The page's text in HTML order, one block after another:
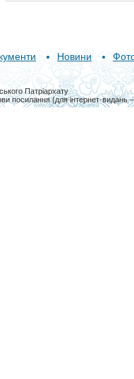
Новини
Патріархату
посилання (для інтернет-видань